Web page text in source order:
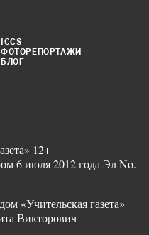
ICCS
ФОТОРЕПОРТАЖИ
БЛОГ
12+
6 июля 2012 года Эл No.
«Учительская газета»
Викторович